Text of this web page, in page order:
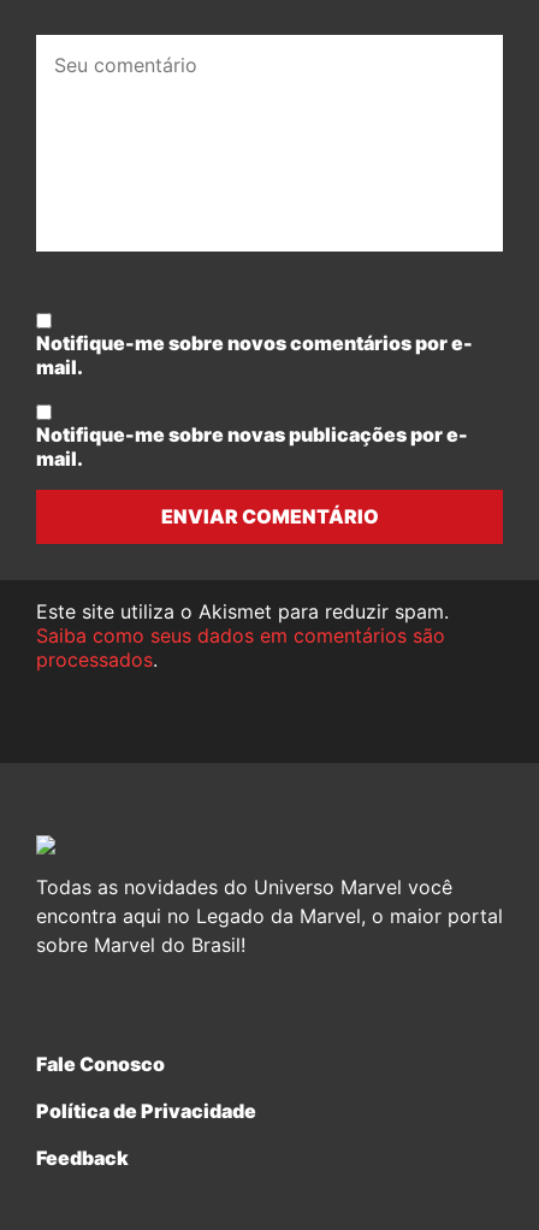
comentário:
Notifique-me sobre novos comentários por e-
mail.
Notifique-me sobre novas publicações por e-
mail.
ENVIAR COMENTÁRIO
Este site utiliza o Akismet para reduzir spam.
Saiba como seus dados em comentários são
processados.
Todas as novidades do Universo Marvel você
encontra aqui no Legado da Marvel, o maior portal
sobre Marvel do Brasil!
Fale Conosco
Política de Privacidade
Feedback